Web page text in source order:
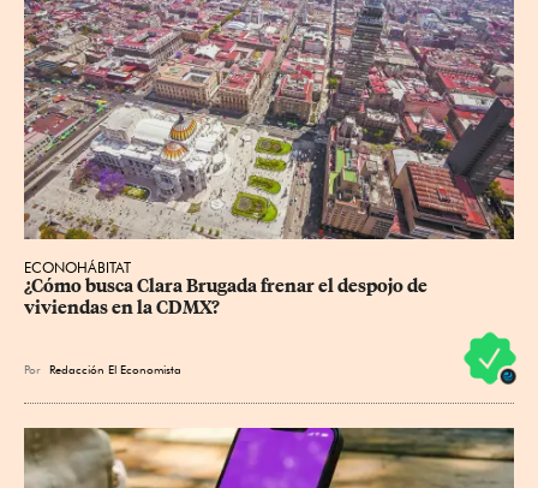
ECONOHÁBITAT
¿Cómo busca Clara Brugada frenar el despojo de
viviendas en la CDMX?
Por Redacción El Economista